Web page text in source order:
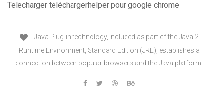
Telecharger téléchargerhelper pour google chrome
Java Plug-in technology, included as part of the Java 2
Runtime Environment, Standard Edition (JRE), establishes a
connection between popular browsers and the Java platform.